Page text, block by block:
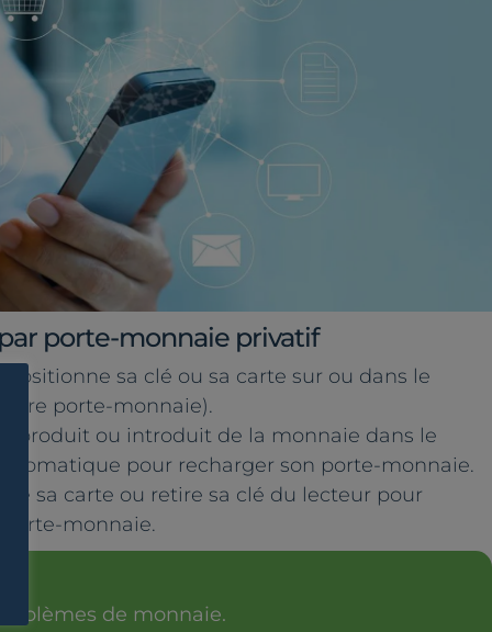
porte-monnaie privatif
positionne sa clé ou sa carte sur ou dans le
porte-monnaie).
produit ou introduit de la monnaie dans le
pour recharger son porte-monnaie.
sa carte ou retire sa clé du lecteur pour
monnaie.
de monnaie.